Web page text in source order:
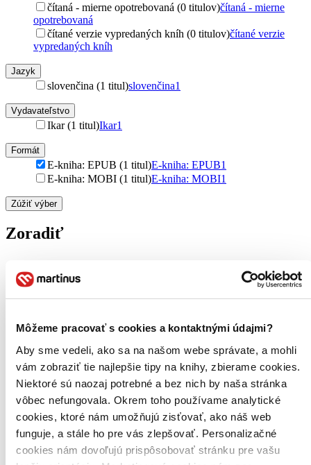
Môžeme pracovať s cookies a kontaktnými údajmi?
Aby sme vedeli, ako sa na našom webe správate, a mohli
vám zobraziť tie najlepšie tipy na knihy, zbierame cookies.
Niektoré sú naozaj potrebné a bez nich by naša stránka
vôbec nefungovala. Okrem toho používame analytické
cookies, ktoré nám umožňujú zisťovať, ako náš web
funguje, a stále ho pre vás zlepšovať. Personalizačné
cookies nám dovoľujú prispôsobovať stránku pre vašu
čítaná - mierne opotrebovaná (0 titulov)čítaná - mierne
opotrebovaná
čítané verzie vypredaných kníh (0 titulov)čítané verzie
vypredaných kníh
Jazyk
slovenčina (1 titul)slovenčina1
Vydavateľstvo
Ikar (1 titul)Ikar1
Formát
E-kniha: EPUB (1 titul)E-kniha: EPUB1
E-kniha: MOBI (1 titul)E-kniha: MOBI1
Zúžiť výber
Zoradiť
Bestsellery
Novinky
Najdrahšie
Najlacnejšie
Najvyššia zľava
Použité filtre
Vo formáte EPUB